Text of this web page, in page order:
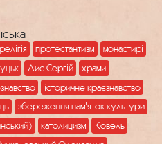
релігія протестантизм
монастирі
Лис Сергій
храми
історичне краєзнавство
збереження пам'яток культури
католицизм
Ковель